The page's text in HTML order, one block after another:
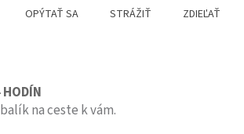
OPÝTAŤ SA STRÁŽIŤ ZDIEĽAŤ
HODÍN
na ceste k vám.